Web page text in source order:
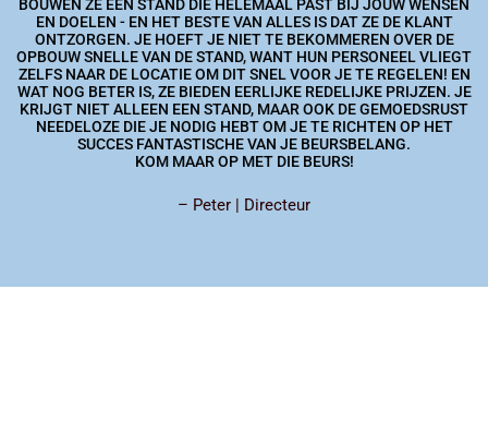
BOUWEN ZE EEN STAND DIE HELEMAAL PAST BIJ JOUW WENSEN
EN DOELEN - EN HET BESTE VAN ALLES IS DAT ZE DE KLANT
ONTZORGEN. JE HOEFT JE NIET TE BEKOMMEREN OVER DE
OPBOUW SNELLE VAN DE STAND, WANT HUN PERSONEEL VLIEGT
ZELFS NAAR DE LOCATIE OM DIT SNEL VOOR JE TE REGELEN! EN
WAT NOG BETER IS, ZE BIEDEN EERLIJKE REDELIJKE PRIJZEN. JE
KRIJGT NIET ALLEEN EEN STAND, MAAR OOK DE GEMOEDSRUST
NEEDELOZE DIE JE NODIG HEBT OM JE TE RICHTEN OP HET
SUCCES FANTASTISCHE VAN JE BEURSBELANG.
KOM MAAR OP MET DIE BEURS!
– Peter | Directeur